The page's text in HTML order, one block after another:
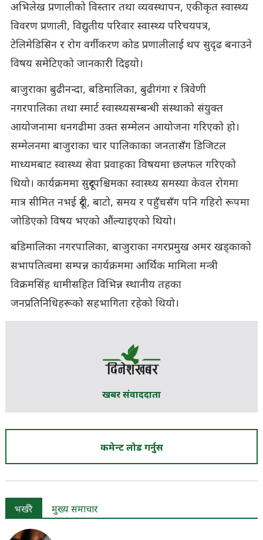
अभिलेख प्रणालीको विस्तार तथा व्यवस्थापन, एकीकृत स्वास्थ्य
विवरण प्रणाली, विद्युतीय परिवार स्वास्थ्य परिचयपत्र,
टेलिमेडिसिन र रोग वर्गीकरण कोड प्रणालीलाई थप सुदृढ बनाउने
विषय समेटिएको जानकारी दिइयो।
बाजुराका बुढीनन्दा, बडिमालिका, बुढीगंगा र त्रिवेणी
नगरपालिका तथा स्मार्ट स्वास्थ्यसम्बन्धी संस्थाको संयुक्त
आयोजनामा धनगढीमा उक्त सम्मेलन आयोजना गरिएको हो।
सम्मेलनमा बाजुराका चार पालिकाका जनतासँग डिजिटल
माध्यमबाट स्वास्थ्य सेवा प्रवाहका विषयमा छलफल गरिएको
थियो। कार्यक्रममा सुदूरपश्चिमका स्वास्थ्य समस्या केवल रोगमा
मात्र सीमित नभई दूरी, बाटो, समय र पहुँचसँग पनि गहिरो रूपमा
जोडिएको विषय भएको औंल्याइएको थियो।
बडिमालिका नगरपालिका, बाजुराका नगरप्रमुख अमर खड्काको
सभापतित्वमा सम्पन्न कार्यक्रममा आर्थिक मामिला मन्त्री
विक्रमसिंह धामीसहित विभिन्न स्थानीय तहका
जनप्रतिनिधिहरूको सहभागिता रहेको थियो।
खबर संवाददाता
कमेन्ट लोड गर्नुस
भर्खरै मुख्य समाचार